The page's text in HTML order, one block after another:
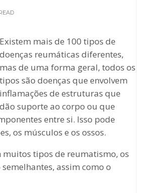
Existem mais de 100 tipos de
doenças reumáticas diferentes,
mas de uma forma geral, todos os
tipos são doenças que envolvem
inflamações de estruturas que
dão suporte ao corpo ou que
entre si. Isso pode
os músculos e os ossos.
muitos tipos de reumatismo, os
assim como o